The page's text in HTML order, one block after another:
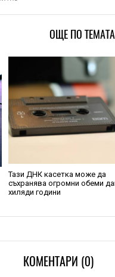
ОЩЕ ПО ТЕМАТА
Тази ДНК касетка може да
съхранява огромни обеми
хиляди години
КОМЕНТАРИ (0)